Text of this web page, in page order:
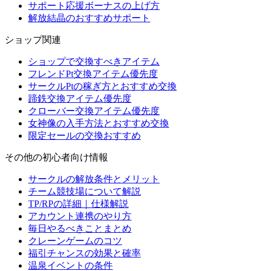
サポート応援ボーナスの上げ方
解放結晶のおすすめサポート
ショップ関連
ショップで交換すべきアイテム
フレンドPt交換アイテム優先度
サークルPtの稼ぎ方とおすすめ交換
蹄鉄交換アイテム優先度
クローバー交換アイテム優先度
女神像の入手方法とおすすめ交換
限定セールの交換おすすめ
その他の初心者向け情報
サークルの解放条件とメリット
チーム競技場について解説
TP/RPの詳細｜仕様解説
アカウント連携のやり方
毎日やるべきことまとめ
クレーンゲームのコツ
福引チャンスの効果と確率
温泉イベントの条件